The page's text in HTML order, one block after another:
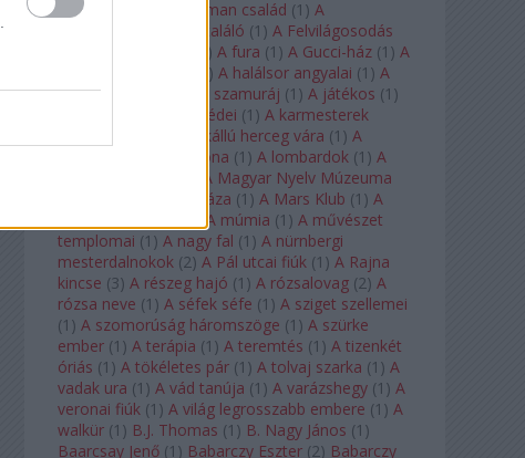
doktor úr
A Fabelman család (1 ) A
A feltaláló (1 ) A Felvilágosodás
) A fura (1 ) A Gucci-ház (1 ) A
) A halálsor angyalai (1 ) A
halott város
A hét szamuráj (1 ) A játékos (1 )
A karmeliták párbeszédei (1 ) A karmesterek
A kékszakállú herceg vára (1 ) A
A korona (1 ) A lombardok (1 ) A
A Magyar Nyelv Múzeuma
A Magyar Zene Háza (1 ) A Mars Klub (1 ) A
A múmia (1 ) A művészet
templomai (1 ) A nagy fal (1 ) A nürnbergi
mesterdalnokok (2) A Pál utcai fiúk (1 ) A Rajna
kincse (3) A részeg hajó (1 ) A rózsalovag (2) A
rózsa neve (1 ) A séfek séfe (1 ) A sziget szellemei
(1 ) A szomorúság háromszöge (1 ) A szürke
ember (1 ) A terápia (1 ) A teremtés (1 ) A tizenkét
óriás (1 ) A tökéletes pár (1 ) A tolvaj szarka (1 ) A
vadak ura (1 ) A vád tanúja (1 ) A varázshegy (1 ) A
veronai fiúk (1 ) A világ legrosszabb embere (1 ) A
walkür (1 ) B.J. Thomas (1 ) B. Nagy János (1 )
Baarcsay Jenő (1 ) Babarczy Eszter (2) Babarczy